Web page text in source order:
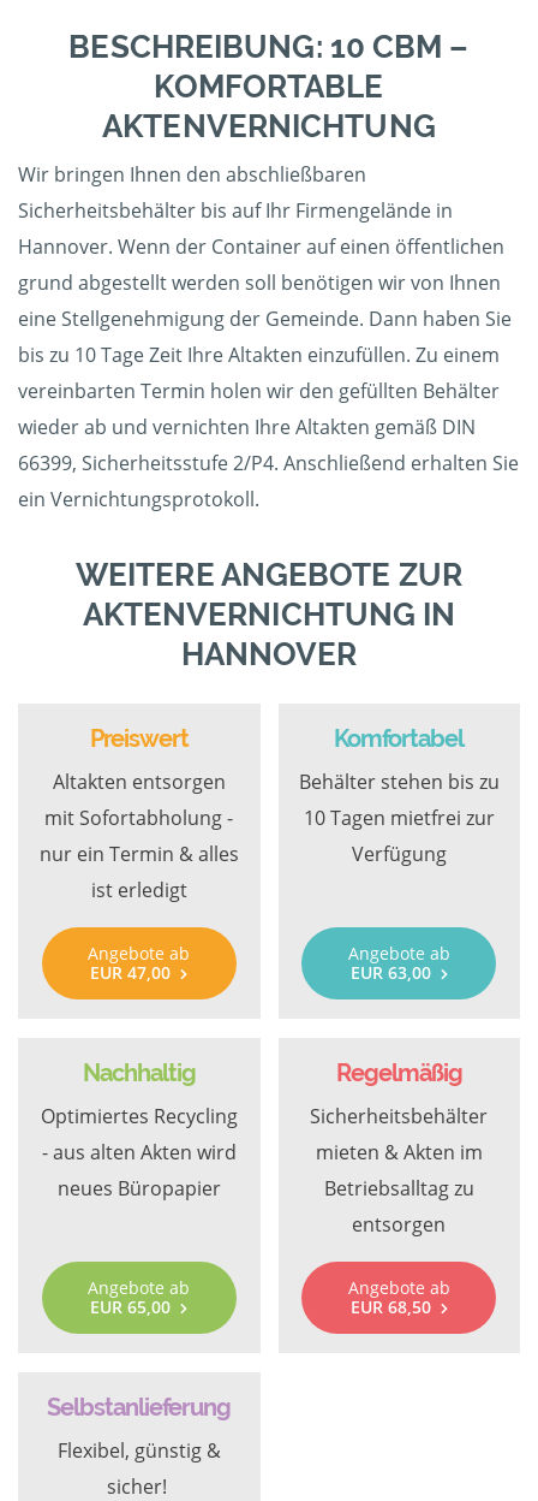
BESCHREIBUNG: 10 CBM –
KOMFORTABLE
AKTENVERNICHTUNG
Wir bringen Ihnen den abschließbaren
Sicherheitsbehälter bis auf Ihr Firmengelände in
Hannover. Wenn der Container auf einen öffentlichen
grund abgestellt werden soll benötigen wir von Ihnen
eine Stellgenehmigung der Gemeinde. Dann haben Sie
bis zu 10 Tage Zeit Ihre Altakten einzufüllen. Zu einem
vereinbarten Termin holen wir den gefüllten Behälter
wieder ab und vernichten Ihre Altakten gemäß DIN
66399, Sicherheitsstufe 2/P4. Anschließend erhalten Sie
ein Vernichtungsprotokoll.
WEITERE ANGEBOTE ZUR
AKTENVERNICHTUNG IN
HANNOVER
Preiswert
Altakten entsorgen
mit Sofortabholung -
nur ein Termin & alles
ist erledigt
Angebote ab
EUR 47,00
Komfortabel
Behälter stehen bis zu
10 Tagen mietfrei zur
Verfügung
Angebote ab
EUR 63,00
Nachhaltig
Optimiertes Recycling
- aus alten Akten wird
neues Büropapier
Angebote ab
EUR 65,00
Regelmäßig
Sicherheitsbehälter
mieten & Akten im
Betriebsalltag zu
entsorgen
Angebote ab
EUR 68,50
Selbstanlieferung
Flexibel, günstig &
sicher!